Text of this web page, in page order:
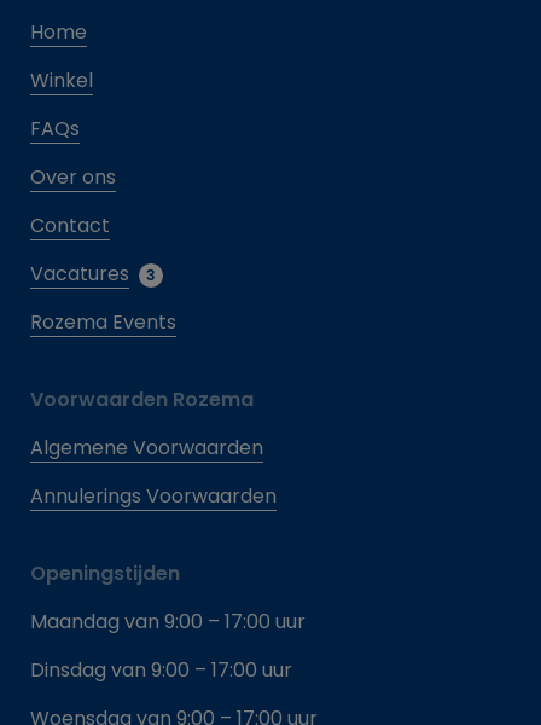
Home
Winkel
FAQs
Over ons
Contact
Vacatures
3
Rozema Events
Voorwaarden Rozema
Algemene Voorwaarden
Annulerings Voorwaarden
Openingstijden
Maandag van 9:00 – 17:00 uur
Dinsdag van 9:00 – 17:00 uur
Woensdag van 9:00 – 17:00 uur